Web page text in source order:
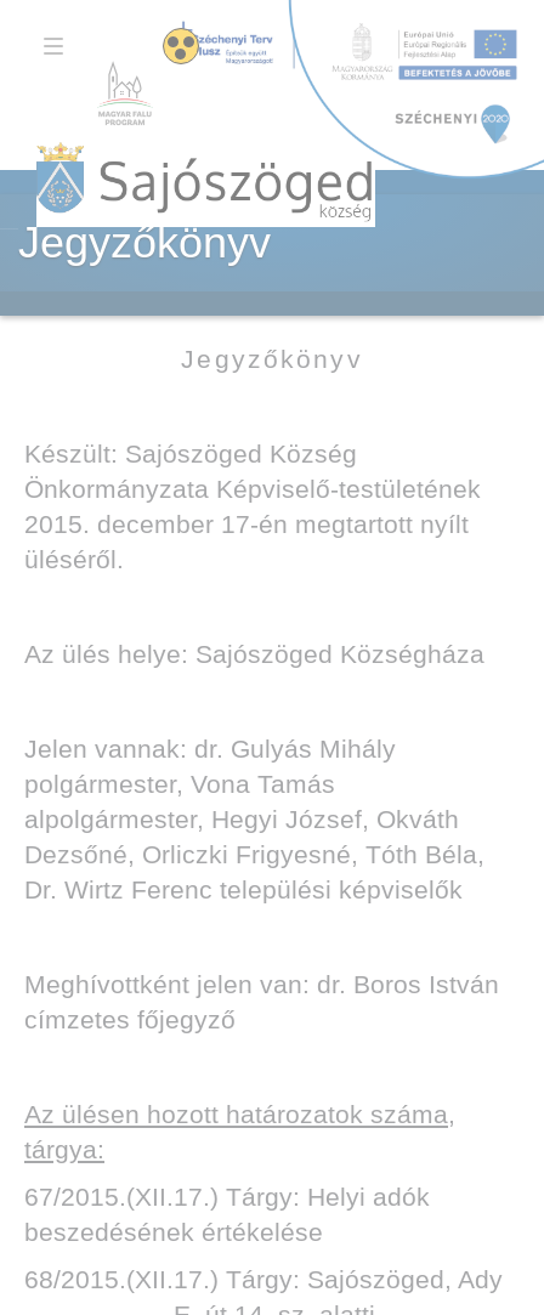
TOGGLE
NAVIGATION
Jegyzőkönyv
Jegyzőkönyv
Készült: Sajószöged Község
Önkormányzata Képviselő-testületének
2015. december 17-én megtartott nyílt
üléséről.
Az ülés helye: Sajószöged Községháza
Jelen vannak: dr. Gulyás Mihály
polgármester, Vona Tamás
alpolgármester, Hegyi József, Okváth
Dezsőné, Orliczki Frigyesné, Tóth Béla,
Dr. Wirtz Ferenc települési képviselők
Meghívottként jelen van: dr. Boros István
címzetes főjegyző
Az ülésen hozott határozatok száma,
tárgya:
67/2015.(XII.17.) Tárgy: Helyi adók
beszedésének értékelése
68/2015.(XII.17.) Tárgy: Sajószöged, Ady